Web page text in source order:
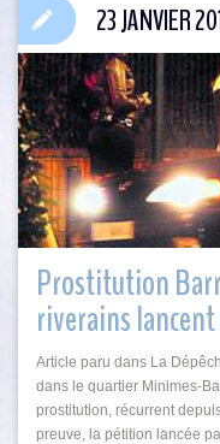
Prostitution
riverains
Article paru dans La
dans le quartier Minimes-
prostitution, récurrent
preuve, la pétition lancée
23 JANVIER